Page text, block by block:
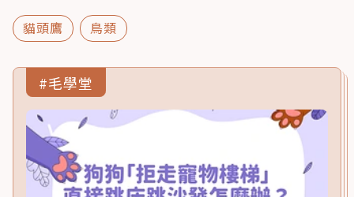
貓頭鷹 鳥類
#毛學堂